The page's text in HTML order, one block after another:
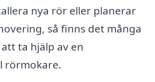
nya rör eller planerar
så finns det många
ta hjälp av en
rörmokare.